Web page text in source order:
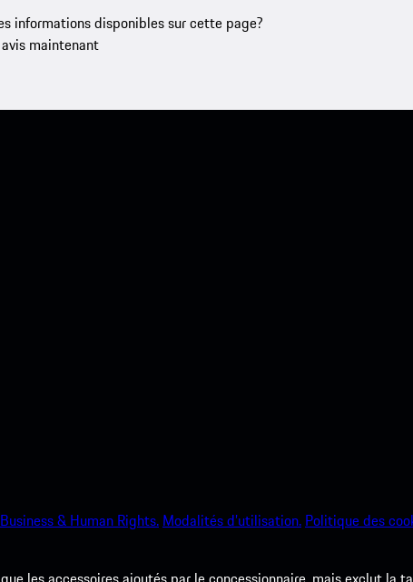
informations disponibles sur cette page?
maintenant
Business & Human Rights. Modalités d’utilisation. Politique des